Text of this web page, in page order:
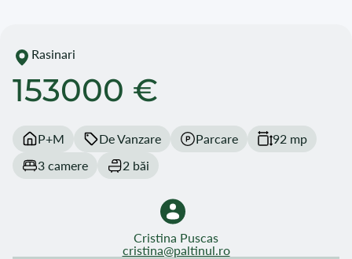
Rasinari
153000 €
P+M De Vanzare Parcare
92 mp
3 camere
2 băi
Cristina Puscas
cristina@paltinul.ro